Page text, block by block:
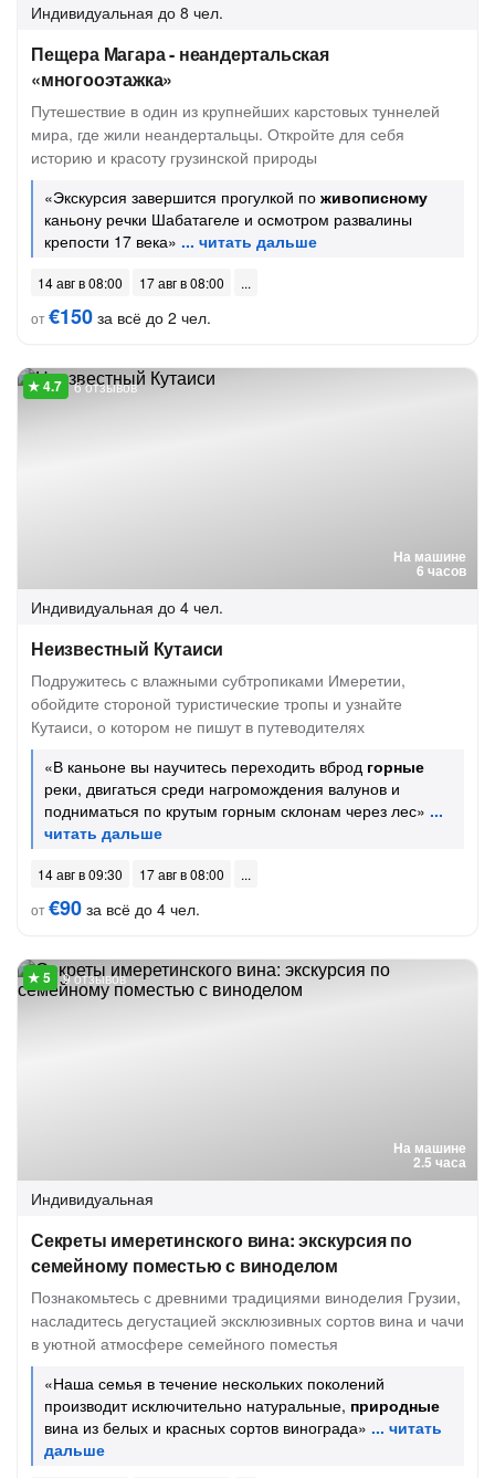
Индивидуальная до 8 чел.
Пещера Магара - неандертальская
«многооэтажка»
Путешествие в один из крупнейших карстовых туннелей
мира, где жили неандертальцы. Откройте для себя
историю и красоту грузинской природы
«Экскурсия завершится прогулкой по живописному
каньону речки Шабатагеле и осмотром развалины
крепости 17 века»
14 авг в 08:00
17 авг в 08:00
от€150 за всё до 2 чел.
На машине
6 часов
6 отзывов
Индивидуальная до 4 чел.
Неизвестный Кутаиси
Подружитесь с влажными субтропиками Имеретии,
обойдите стороной туристические тропы и узнайте
Кутаиси, о котором не пишут в путеводителях
«В каньоне вы научитесь переходить вброд горные
реки, двигаться среди нагромождения валунов и
подниматься по крутым горным склонам через лес»
14 авг в 09:30
17 авг в 08:00
от€90 за всё до 4 чел.
На машине
2.5 часа
9 отзывов
Индивидуальная
Секреты имеретинского вина: экскурсия по
семейному поместью с виноделом
Познакомьтесь с древними традициями виноделия Грузии,
насладитесь дегустацией эксклюзивных сортов вина и чачи
в уютной атмосфере семейного поместья
«Наша семья в течение нескольких поколений
производит исключительно натуральные, природные
вина из белых и красных сортов винограда»